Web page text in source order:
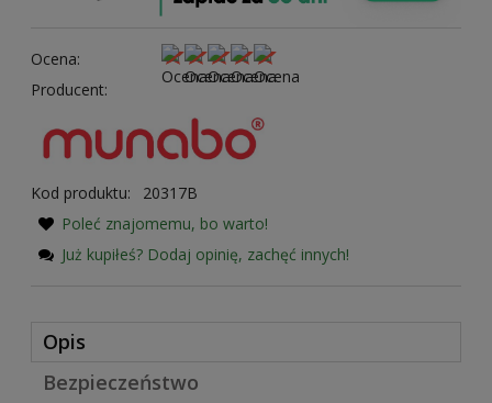
Ocena:
Producent:
Kod produktu:
20317B
Poleć znajomemu, bo warto!
Już kupiłeś? Dodaj opinię, zachęć innych!
Opis
Bezpieczeństwo